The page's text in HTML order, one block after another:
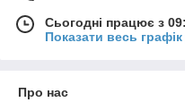
Сьогодні працює з
Показати весь
Про нас